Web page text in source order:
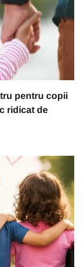
pentru copii
ridicat de